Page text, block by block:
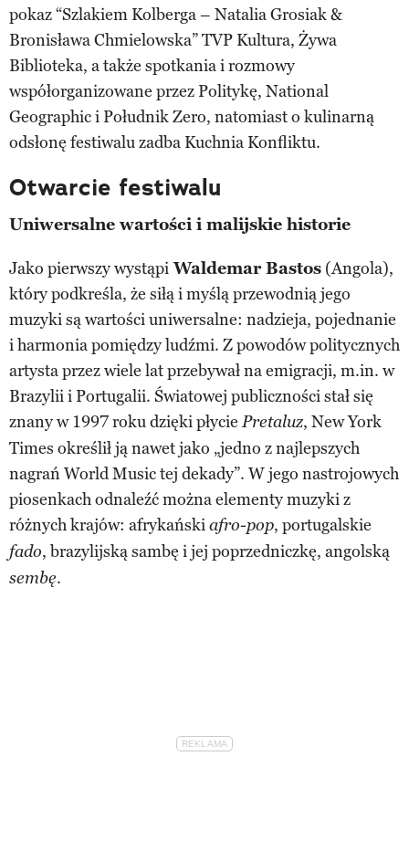
pokaz “Szlakiem Kolberga – Natalia Grosiak &
Bronisława Chmielowska” TVP Kultura, Żywa
Biblioteka, a także spotkania i rozmowy
współorganizowane przez Politykę, National
Geographic i Południk Zero, natomiast o kulinarną
odsłonę festiwalu zadba Kuchnia Konfliktu.
Otwarcie festiwalu
Uniwersalne wartości i malijskie historie
Jako pierwszy wystąpiWaldemar Bastos (Angola),
który podkreśla, że siłą i myślą przewodnią jego
muzyki są wartości uniwersalne: nadzieja, pojednanie
i harmonia pomiędzy ludźmi. Z powodów politycznych
artysta przez wiele lat przebywał na emigracji, m.in. w
Brazylii i Portugalii. Światowej publiczności stał się
znany w 1997 roku dzięki płycie Pretaluz, New York
Times określił ją nawet jako „jedno z najlepszych
nagrań World Music tej dekady”. W jego nastrojowych
piosenkach odnaleźć można elementy muzyki z
różnych krajów: afrykańskiafro-pop, portugalskie
fado, brazylijską sambę i jej poprzedniczkę, angolską
sembę.